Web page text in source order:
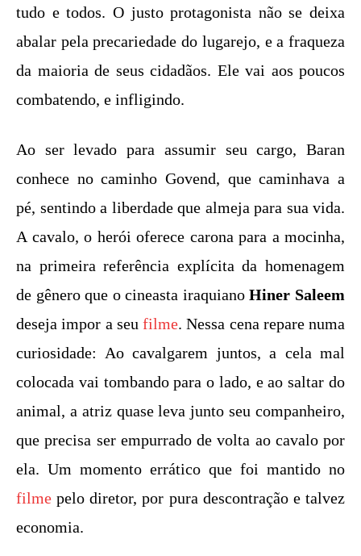
tudo e todos. O justo protagonista não se deixa
abalar pela precariedade do lugarejo, e a fraqueza
da maioria de seus cidadãos. Ele vai aos poucos
combatendo, e infligindo.
Ao ser levado para assumir seu cargo, Baran
conhece no caminho Govend, que caminhava a
pé, sentindo a liberdade que almeja para sua vida.
A cavalo, o herói oferece carona para a mocinha,
na primeira referência explícita da homenagem
de gênero que o cineasta iraquianoHiner Saleem
deseja impor a seu filme. Nessa cena repare numa
curiosidade: Ao cavalgarem juntos, a cela mal
colocada vai tombando para o lado, e ao saltar do
animal, a atriz quase leva junto seu companheiro,
que precisa ser empurrado de volta ao cavalo por
ela. Um momento errático que foi mantido no
filme pelo diretor, por pura descontração e talvez
economia.